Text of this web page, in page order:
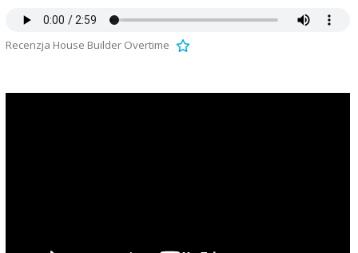
Recenzja House Builder Overtime